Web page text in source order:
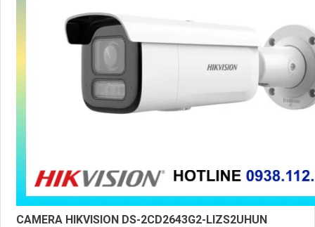
CAMERA HIKVISION DS-2CD2643G2-LIZS2UHUN